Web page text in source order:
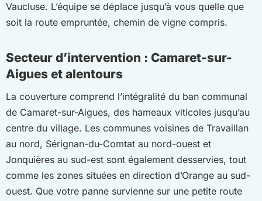
Vaucluse. L’équipe se déplace jusqu’à vous quelle que
soit la route empruntée, chemin de vigne compris.
Secteur d’intervention : Camaret-sur-
Aigues et alentours
La couverture comprend l’intégralité du ban communal
de Camaret-sur-Aigues, des hameaux viticoles jusqu’au
centre du village. Les communes voisines de Travaillan
au nord, Sérignan-du-Comtat au nord-ouest et
Jonquières au sud-est sont également desservies, tout
comme les zones situées en direction d’Orange au sud-
ouest. Que votre panne survienne sur une petite route